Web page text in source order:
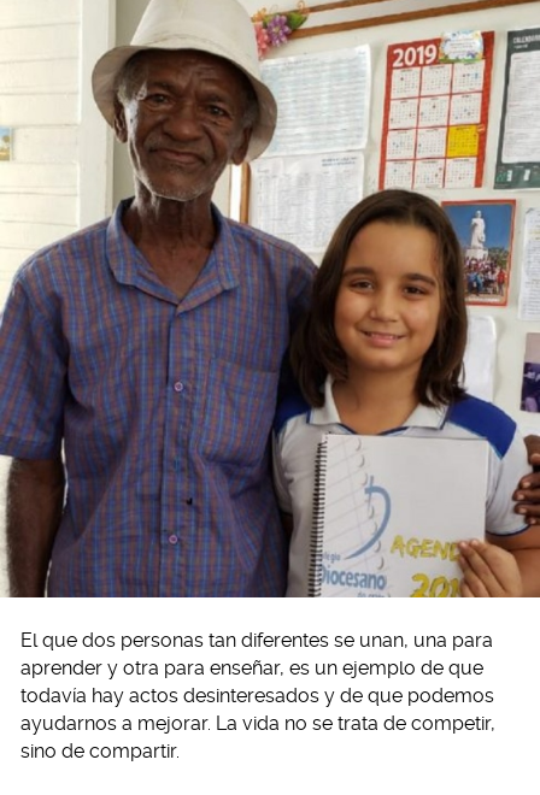
El que dos personas tan diferentes se unan, una para
aprender y otra para enseñar, es un ejemplo de que
todavía hay actos desinteresados y de que podemos
ayudarnos a mejorar. La vida no se trata de competir,
sino de compartir.